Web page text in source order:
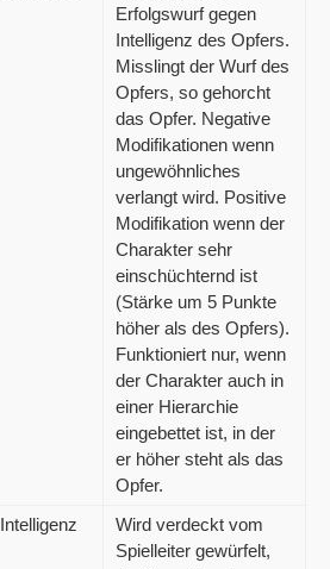
Erfolgswurf gegen
Intelligenz des Opfers.
Misslingt der Wurf des
Opfers, so gehorcht
das Opfer. Negative
Modifikationen wenn
ungewöhnliches
verlangt wird. Positive
Modifikation wenn der
Charakter sehr
einschüchternd ist
(Stärke um 5 Punkte
höher als des Opfers).
Funktioniert nur, wenn
der Charakter auch in
einer Hierarchie
eingebettet ist, in der
er höher steht als das
Opfer.
Intelligenz
Wird verdeckt vom
Spielleiter gewürfelt,